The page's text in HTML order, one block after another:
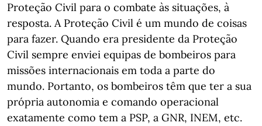
Proteção Civil para o combate às situações, à
resposta. A Proteção Civil é um mundo de coisas
para fazer. Quando era presidente da Proteção
Civil sempre enviei equipas de bombeiros para
missões internacionais em toda a parte do
mundo. Portanto, os bombeiros têm que ter a sua
própria autonomia e comando operacional
exatamente como tem a PSP, a GNR, INEM, etc.